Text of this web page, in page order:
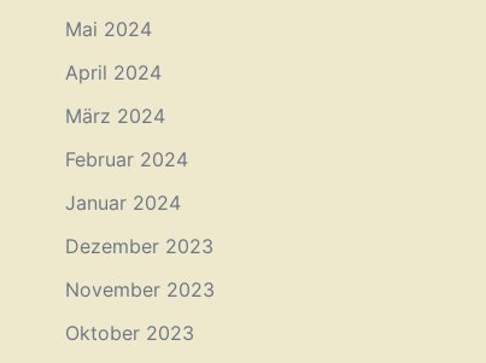
Mai 2024
April 2024
März 2024
Februar 2024
Januar 2024
Dezember 2023
November 2023
Oktober 2023